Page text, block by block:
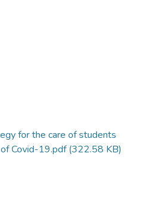
for the care of students
Covid-19.pdf(322.58 KB)